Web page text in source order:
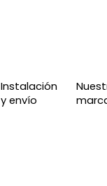
Instalación
y envío